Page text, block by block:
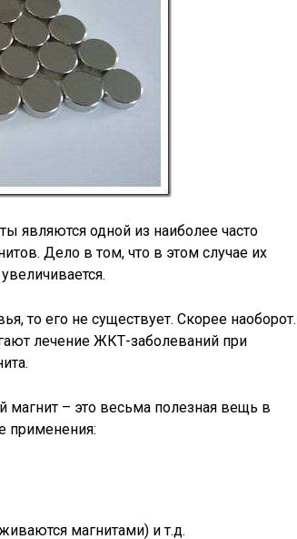
являются одной из наиболее часто
Дело в том, что в этом случае их
то его не существует. Скорее наоборот.
лечение ЖКТ-заболеваний при
– это весьма полезная вещь в
применения:
магнитами) и т.д.